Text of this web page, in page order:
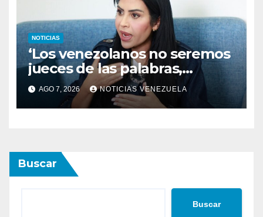
NOTICIAS
‘Los venezolanos no seremos
jueces de las palabras,
seremos testigos de los
resultados’
AGO 7, 2026 NOTICIAS VENEZUELA
Buscar
Buscar